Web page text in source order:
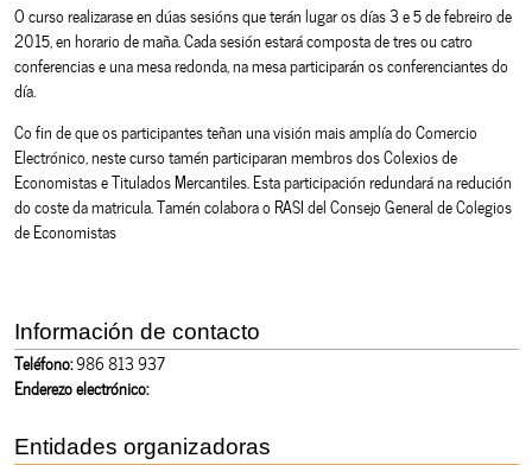
O curso realizarase en dúas sesións que terán lugar os días 3 e 5 de febreiro de
2015, en horario de maña. Cada sesión estará composta de tres ou catro
conferencias e una mesa redonda, na mesa participarán os conferenciantes do
día.
Co fin de que os participantes teñan una visión mais amplía do Comercio
Electrónico, neste curso tamén participaran membros dos Colexios de
Economistas e Titulados Mercantiles. Esta participación redundará na redución
do coste da matricula. Tamén colabora o RASI del Consejo General de Colegios
de Economistas
Información de contacto
Teléfono:986 813 937
Enderezo electrónico:
Entidades organizadoras